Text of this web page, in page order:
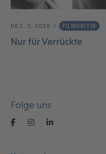
DEZ. 3, 2026 FILMKRITIK
Nur für Verrückte
Folge uns